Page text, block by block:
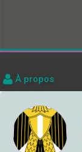
À propos